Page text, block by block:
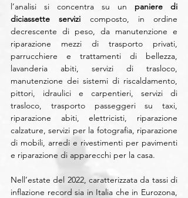
l’analisi si concentra su un paniere di
diciassette servizi composto, in ordine
decrescente di peso, da manutenzione e
riparazione mezzi di trasporto privati,
parrucchiere e trattamenti di bellezza,
lavanderia abiti, servizi di trasloco,
manutenzione dei sistemi di riscaldamento,
pittori, idraulici e carpentieri, servizi di
trasloco, trasporto passeggeri su taxi,
riparazione abiti, elettricisti, riparazione
calzature, servizi per la fotografia, riparazione
di mobili, arredi e rivestimenti per pavimenti
e riparazione di apparecchi per la casa.
Nell’estate del 2022, caratterizzata da tassi di
inflazione record sia in Italia che in Eurozona,